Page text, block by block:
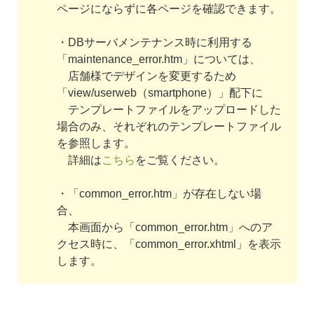
ページにならずに各ページを確認できます。
・DBサーバメンテナンス時に利用する
「maintenance_error.htm」については、
店舗様でデザインを変更するため
「view/userweb（smartphone）」配下に
テンプレートファイルをアップロードした
場合のみ、それぞれのテンプレートファイル
を参照します。
詳細はこちら をご覧ください。
・「common_error.htm」が存在しない場
合、
本画面から「common_error.htm」へのア
クセス時に、「common_error.xhtml」を表示
します。